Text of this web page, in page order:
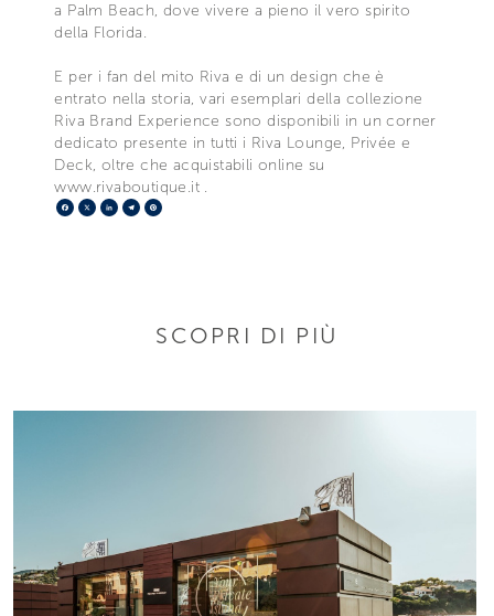
a Palm Beach, dove vivere a pieno il vero spirito
della Florida.
E per i fan del mito Riva e di un design che è
entrato nella storia, vari esemplari della collezione
Riva Brand Experience sono disponibili in un corner
dedicato presente in tutti i Riva Lounge, Privée e
Deck, oltre che acquistabili online su
www.rivaboutique.it .
Facebook
X LinkedIn
Telegram
SCOPRI DI PIÙ